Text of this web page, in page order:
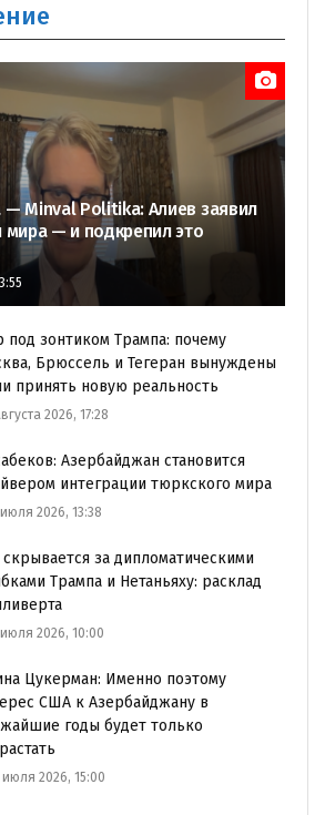
Minval Politika: Алиев заявил
мира — и подкрепил это
под зонтиком Трампа: почему
Брюссель и Тегеран вынуждены
принять новую реальность
2026, 17:28
Азербайджан становится
интеграции тюркского мира
2026, 13:38
скрывается за дипломатическими
Трампа и Нетаньяху: расклад
июля 2026, 10:00
Цукерман: Именно поэтому
США к Азербайджану в
годы будет только
июля 2026, 15:00